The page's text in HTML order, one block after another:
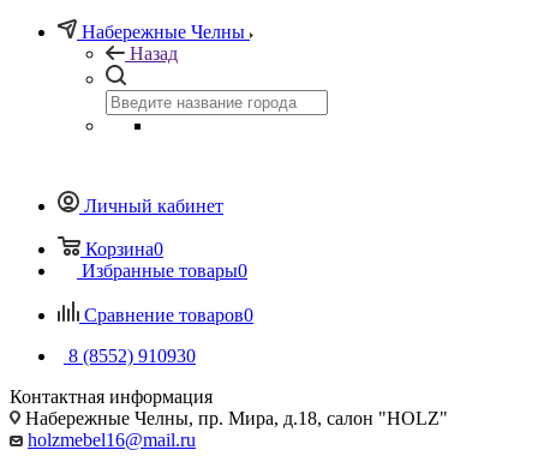
Набережные Челны
Назад
Личный кабинет
Корзина0
Избранные товары0
Сравнение товаров0
8 (8552) 910930
Контактная информация
Набережные Челны, пр. Мира, д.18, салон "HOLZ"
holzmebel16@mail.ru